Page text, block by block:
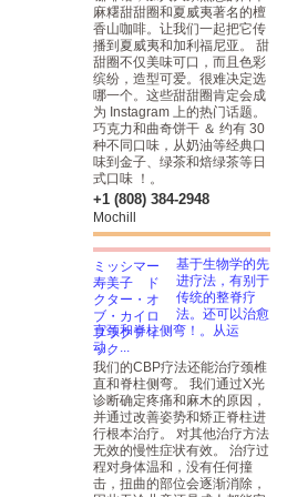
麻糬甜甜圈和夏威夷著名的檀
香山咖啡。让我们一起把它传
播到夏威夷和加利福尼亚。 甜
甜圈不仅美味可口，而且色彩
缤纷，造型可爱。很难决定选
哪一个。这些甜甜圈肯定会成
为 Instagram 上的热门话题。
巧克力和曲奇饼干 ＆ 约有 30
种不同口味，从奶油等经典口
味到金子、绿茶和焙绿茶等日
式口味 ！。
+1 (808) 384-2948
Mochill
基于生物学的先
进疗法，有别于
传统的整脊疗
法。还可以治愈
直颈和脊柱侧弯！。从运
动、...
我们的CBP疗法还能治疗颈椎
直和脊柱侧弯。 我们通过X光
诊断确定疼痛和麻木的原因，
并通过改善姿势和矫正脊柱进
行根本治疗。 对其他治疗方法
无效的慢性症状有效。 治疗过
程对身体温和，没有任何撞
击，扭曲的部位会逐渐消除，